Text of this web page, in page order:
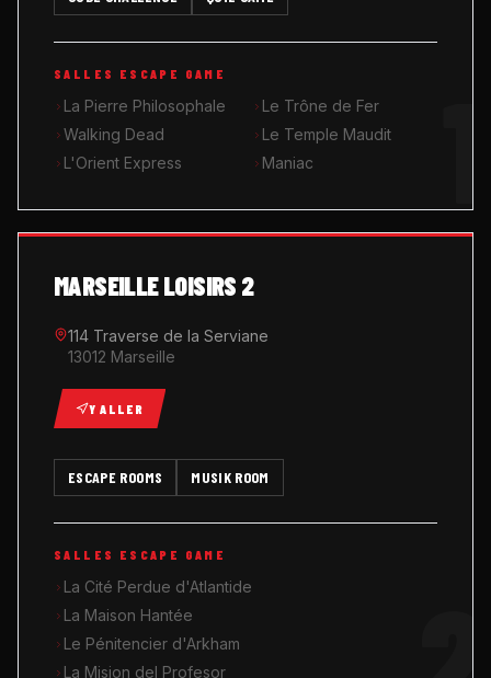
MUSIK ROOM KARAOKÉ
QUIZ GAME
SALLES ESCAPE GAME
La Pierre Philosophale
Le Trône de Fer
Walking Dead
Le Temple Maudit
L'Orient Express
Maniac
MARSEILLE LOISIRS 2
114 Traverse de la Serviane
13012 Marseille
Y ALLER
ESCAPE ROOMS MUSIK ROOM
SALLES ESCAPE GAME
La Cité Perdue d'Atlantide
La Maison Hantée
Le Pénitencier d'Arkham
La Mision del Profesor